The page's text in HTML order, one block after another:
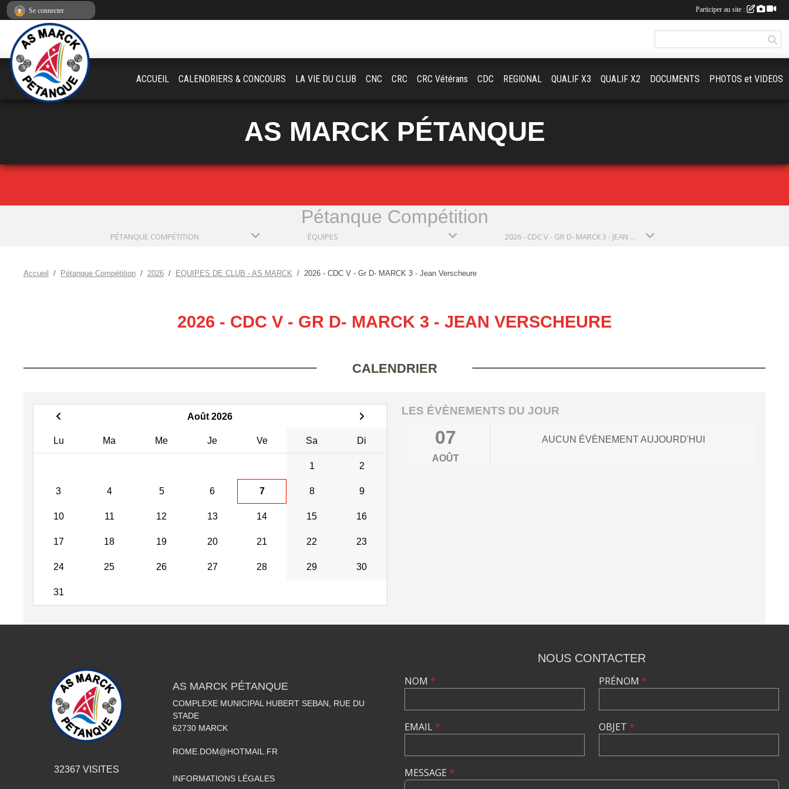
AS MARCK PÉTANQUE
Pétanque Compétition
PÉTANQUE COMPÉTITION ÉQUIPES 2026 - CDC V - GR D- MARCK 3 - JEAN VERSCHEURE (SAISON 2026)
Accueil Pétanque Compétition 2026 EQUIPES DE CLUB - AS MARCK 2026 - CDC V - Gr D- MARCK 3 - Jean Verscheure
2026 - CDC V - GR D- MARCK 3 - JEAN VERSCHEURE
CALENDRIER
Août 2026
Lu Ma Me Je Ve Sa Di
1 2
3 4 5 6 7 8 9
10 11 12 13 14 15 16
17 18 19 20 21 22 23
24 25 26 27 28 29 30
31
LES ÉVÈNEMENTS DU JOUR
07
AOÛT
AUCUN ÉVÈNEMENT AUJOURD'HUI
ACCUEIL CALENDRIERS & CONCOURS LA VIE DU CLUB CNC CRC CRC Vétérans CDC REGIONAL QUALIF X3 QUALIF X2 DOCUMENTS PHOTOS et VIDEOS
32367 VISITES
AS MARCK PÉTANQUE
COMPLEXE MUNICIPAL HUBERT SEBAN, RUE DU
STADE
62730 MARCK
ROME.DOM@HOTMAIL.FR
INFORMATIONS LÉGALES
NOUS CONTACTER
NOM *
EMAIL*
PRÉNOM *
OBJET *
MESSAGE *
Se connecter Participer au site :
Panneau de gestion des cookies